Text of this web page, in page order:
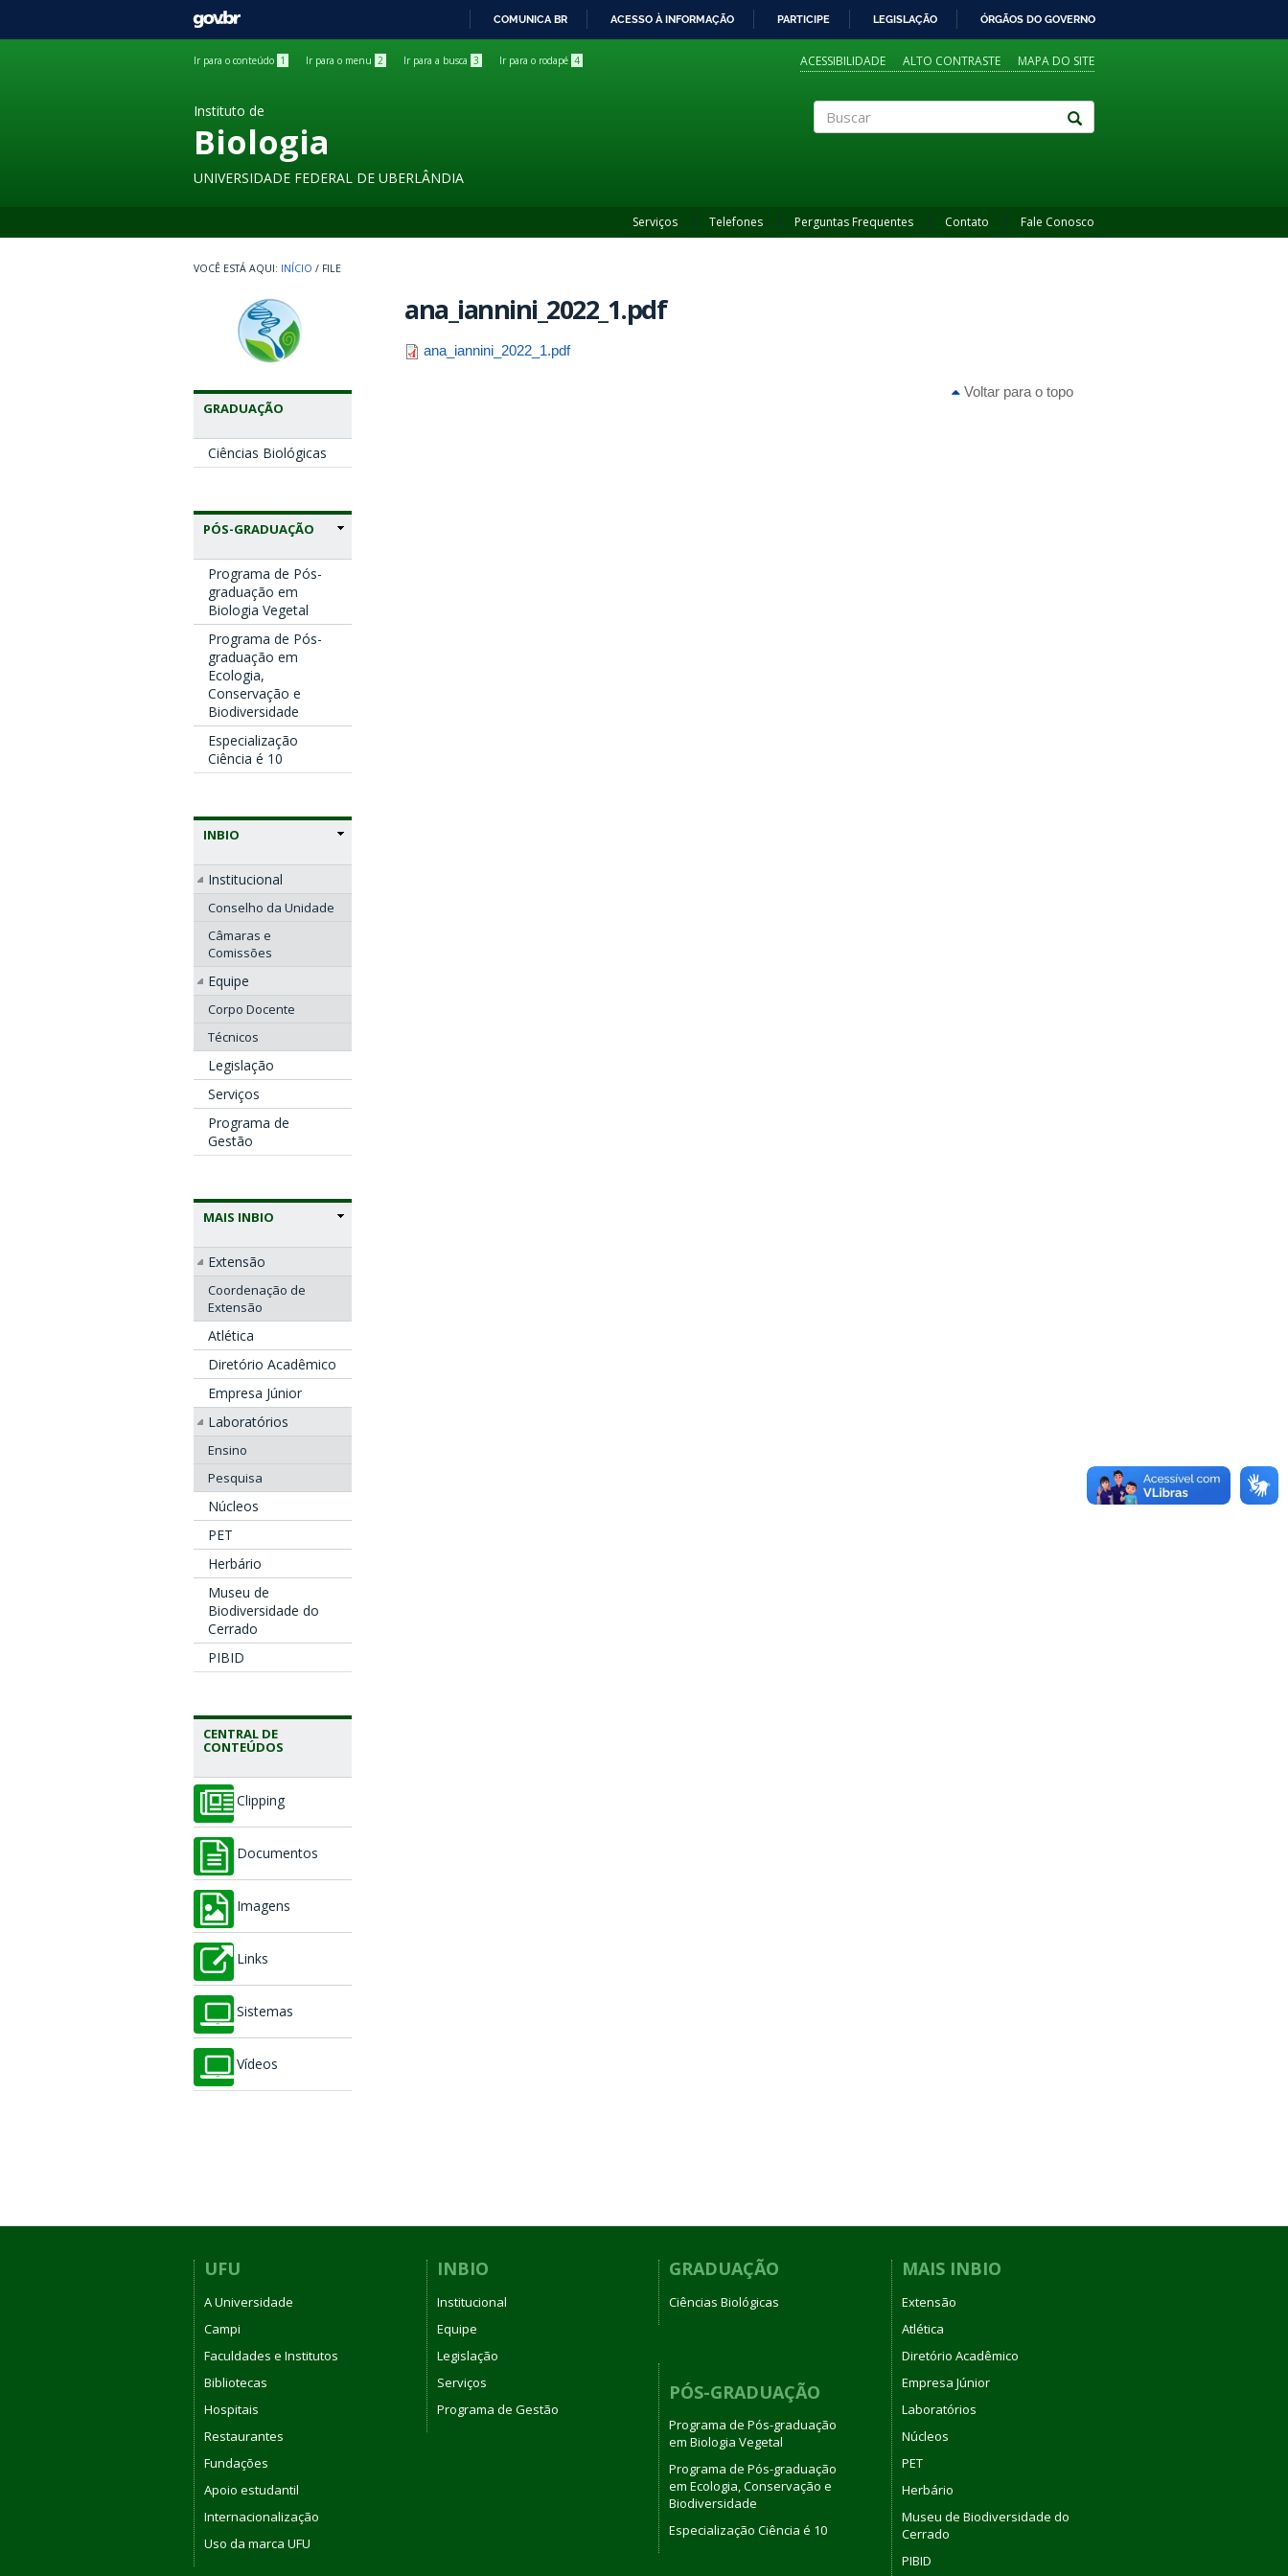
GOVBR
COMUNICA BR ACESSO À INFORMAÇÃO PARTICIPE LEGISLAÇÃO ÓRGÃOS DO GOVERNO
Ir para o conteúdo 1 Ir para o menu 2 Ir para a busca 3 Ir para o rodapé 4 ACESSIBILIDADE ALTO CONTRASTE MAPA DO SITE
Instituto de
Biologia
UNIVERSIDADE FEDERAL DE UBERLÂNDIA
Serviços Telefones Perguntas Frequentes Contato Fale Conosco
INÍCIO / FILE
GRADUAÇÃO
Ciências Biológicas
PÓS-GRADUAÇÃO
Programa de Pós-
graduação em
Biologia Vegetal
Programa de Pós-
graduação em
Ecologia,
Conservação e
Biodiversidade
Especialização
Ciência é 10
INBIO
Institucional
Conselho da Unidade
Câmaras e
Comissões
Equipe
Corpo Docente
Técnicos
Legislação
Serviços
Programa de
Gestão
MAIS INBIO
Extensão
Coordenação de
Extensão
Atlética
Diretório Acadêmico
Empresa Júnior
Laboratórios
Ensino
Pesquisa
Núcleos
PET
Herbário
Museu de
Biodiversidade do
Cerrado
PIBID
CENTRAL DE
CONTEÚDOS
Clipping
Documentos
Imagens
Links
Sistemas
Vídeos
ana_iannini_2022_1.pdf
ana_iannini_2022_1.pdf
Voltar para o topo
UFU
A Universidade
Campi
Faculdades e Institutos
Bibliotecas
Hospitais
Restaurantes
Fundações
Apoio estudantil
Internacionalização
Uso da marca UFU
INBIO
Institucional
Equipe
Legislação
Serviços
Programa de Gestão
GRADUAÇÃO
Ciências Biológicas
PÓS-GRADUAÇÃO
Programa de Pós-graduação
em Biologia Vegetal
Programa de Pós-graduação
em Ecologia, Conservação e
Biodiversidade
Especialização Ciência é 10
MAIS INBIO
Extensão
Atlética
Diretório Acadêmico
Empresa Júnior
Laboratórios
Núcleos
PET
Herbário
Museu de Biodiversidade do
Cerrado
PIBID